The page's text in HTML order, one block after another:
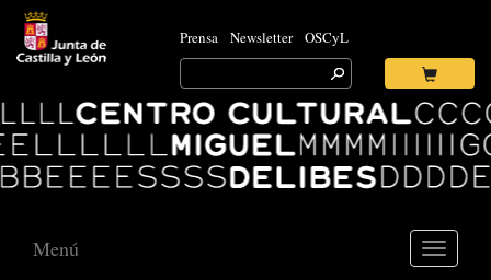
Prensa Newsletter OSCyL
Search
for:
Ok
Centro
Cultural
Miguel
Delibes
Toggle
Menú